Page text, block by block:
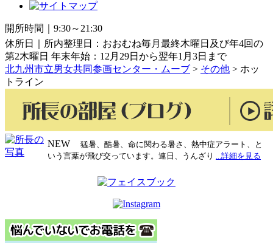
開所時間｜9:30～21:30
休所日｜所内整理日：おおむね毎月最終木曜日及び年4回の
第2木曜日 年末年始：12月29日から翌年1月3日まで
北九州市立男女共同参画センター・ムーブ > その他 > ホッ
トライン
NEW
猛暑、酷暑、命に関わる暑さ、熱中症アラート、と
いう言葉が飛び交っています。連日、うんざり ...詳細を見る